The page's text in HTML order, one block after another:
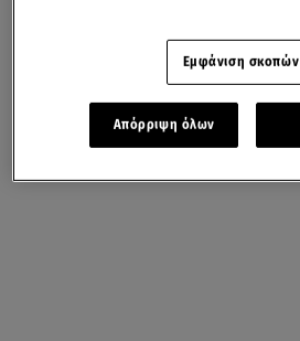
Εμφάνιση σκοπών
Απόρριψη όλων